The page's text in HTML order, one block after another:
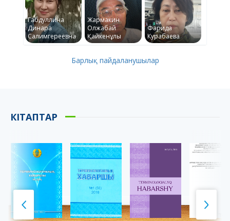
Габдуллина
Динара
Салимгереевна
Жармакин
Олжабай
Қайкенұлы
Фарида
Курабаева
Барлық пайдаланушылар
КІТАПТАР